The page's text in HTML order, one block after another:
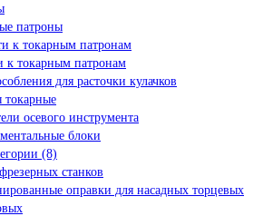
патроны
к токарным патронам
к токарным патронам
для расточки кулачков
токарные
осевого инструмента
блоки
(8)
станков
оправки для насадных торцевых